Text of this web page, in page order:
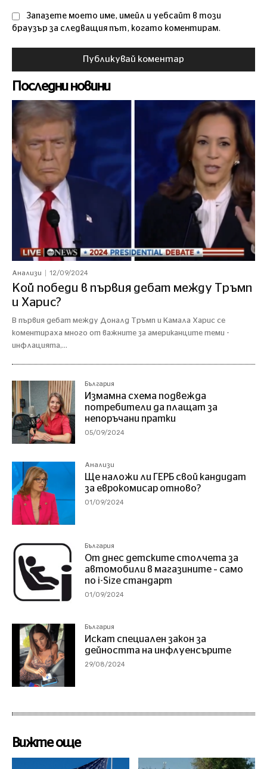
Запазете моето име, имейл и уебсайт в този
браузър за следващия път, когато коментирам.
Последни новини
Анализи 12/09/2024
Кой победи в първия дебат между Тръмп
и Харис?
В първия дебат между Доналд Тръмп и Камала Харис се
коментираха много от важните за американците теми -
инфлацията,...
България
Измамна схема подвежда
потребители да плащат за
непоръчани пратки
05/09/2024
Анализи
Ще наложи ли ГЕРБ свой кандидат
за еврокомисар отново?
01/09/2024
България
От днес детските столчета за
автомобили в магазините – само
по i-Size стандарт
01/09/2024
България
Искат специален закон за
дейността на инфлуенсърите
29/08/2024
Вижте още